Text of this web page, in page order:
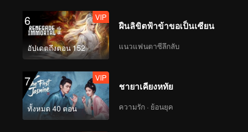
6
อัปเดตถึงตอน 152
VIP
ฝืนลิขิตฟ้าข้าขอเป็นเซียน
แนวแฟนตาซีลึกลับ
7
ทั้งหมด 40 ตอน
VIP
ชายาเคียงหทัย
ความรัก · ย้อนยุค